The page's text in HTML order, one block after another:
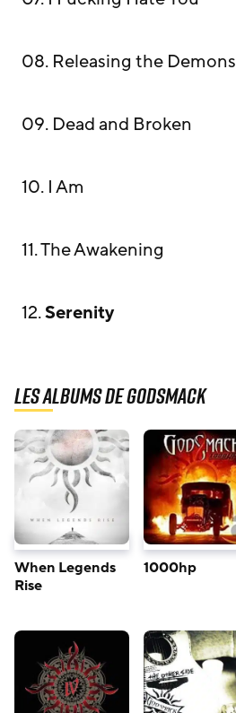
08. Releasing the Demons
09. Dead and Broken
10. I Am
11. The Awakening
12.Serenity
Les albums de Godsmack
When Legends
Rise
1000hp